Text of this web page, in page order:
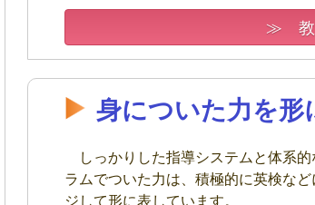
≫ 教
身についた力を形
しっかりした指導システムと体系的
ラムでついた力は、積極的に英検など
ジして形に表しています。